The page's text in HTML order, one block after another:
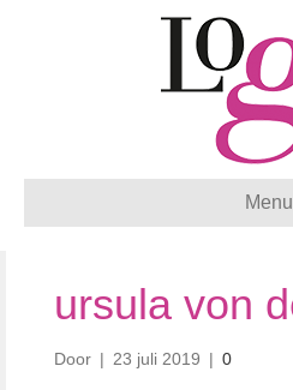
Menu
ursula von
Door | 23 juli 2019 | 0